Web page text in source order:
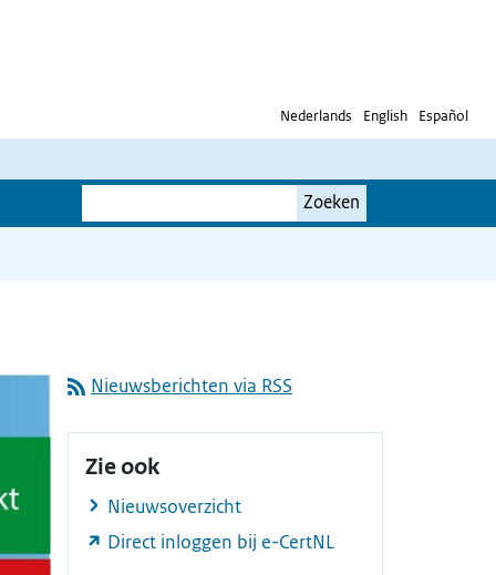
Nederlands English Español
zoekterm
Zoeken
Nieuwsberichten via RSS
Zie ook
Nieuwsoverzicht
Direct inloggen bij e-CertNL